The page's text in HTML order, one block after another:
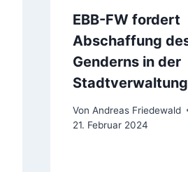
EBB-FW fordert
Abschaffung
Genderns in der
Stadtverwaltung
Von Andreas Friedewald
21. Februar 2024